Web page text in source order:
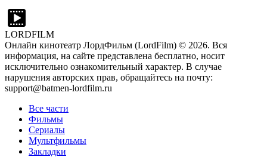
LORDFILM
Онлайн кинотеатр ЛордФильм (LordFilm) © 2026. Вся
информация, на сайте представлена бесплатно, носит
исключительно ознакомительный характер. В случае
нарушения авторских прав, обращайтесь на почту:
support@batmen-lordfilm.ru
Все части
Фильмы
Сериалы
Мультфильмы
Закладки